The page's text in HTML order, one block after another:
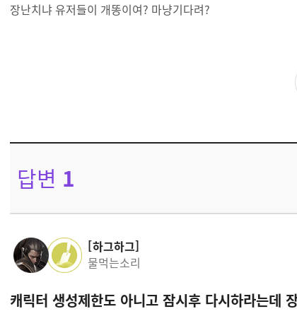
장난치냐 유저들이 개똥이여? 마냥기다려?
답변 1
하그하그
물먹는소리
캐릭터 생성제한도 아니고 잠시후 다시하라는데